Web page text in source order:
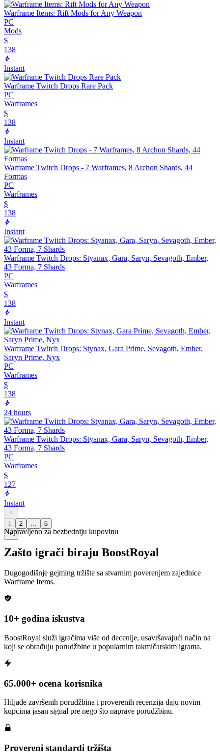
Warframe Items: Rift Mods for Any Weapon
PC
Mods
$
138
Instant
Warframe Twitch Drops Rare Pack
PC
Warframes
$
138
Instant
Warframe Twitch Drops - 7 Warframes, 8 Archon Shards, 44
Formas
PC
Warframes
$
138
Instant
Warframe Twitch Drops: Styanax, Gara, Saryn, Sevagoth, Ember,
43 Forma, 7 Shards
PC
Warframes
$
138
Instant
Warframe Twitch Drops: Stynax, Gara Prime, Sevagoth, Ember,
Saryn Prime, Nyx
PC
Warframes
$
138
24 hours
Warframe Twitch Drops: Styanax, Gara, Saryn, Sevagoth, Ember,
43 Forma, 7 Shards
PC
Warframes
$
127
Instant
1 2 ... 6
Napravljeno za bezbedniju kupovinu
Zašto igrači biraju BoostRoyal
Dugogodišnje gejming tržište sa stvarnim poverenjem zajednice
Warframe Items.
10+ godina iskustva
BoostRoyal služi igračima više od decenije, usavršavajući način na
koji se obrađuju porudžbine u popularnim takmičarskim igrama.
65.000+ ocena korisnika
Hiljade završenih porudžbina i proverenih recenzija daju novim
kupcima jasan signal pre nego što naprave porudžbinu.
Provereni standardi tržišta